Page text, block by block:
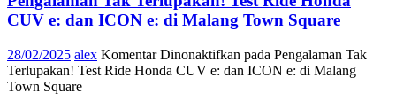
CUV e: dan ICON e: di Malang Town Square
28/02/2025 alex Komentar Dinonaktifkan pada Pengalaman Tak
Terlupakan! Test Ride Honda CUV e: dan ICON e: di Malang
Town Square